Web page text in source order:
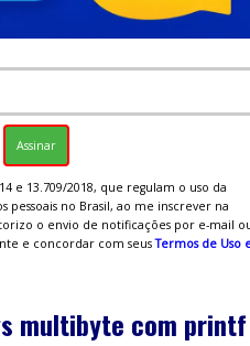
e 13.709/2018, que regulam o uso da
no Brasil, ao me inscrever na
o envio de notificações por e-mail
e concordar com seusTermos de Uso
multibyte com printf